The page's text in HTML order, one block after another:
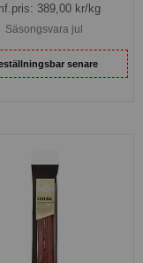
389,00kr/kg
Säsongsvara jul
senare